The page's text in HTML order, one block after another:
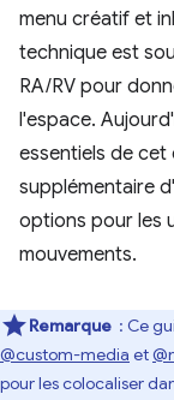
menu créatif et
technique est
RA/RV pour
l'espace.
essentiels de cet
supplémentaire
options pour les
mouvements.
Remarque : Ce
@custom-media et
pour les colocaliser